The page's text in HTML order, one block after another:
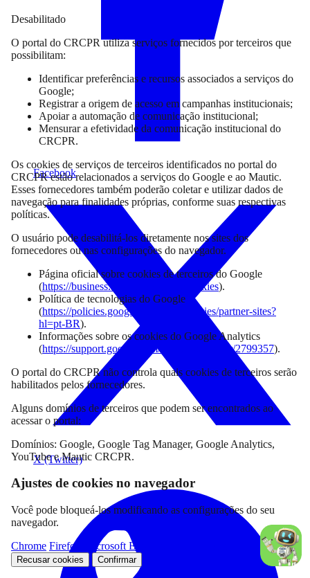
Facebook
X (Twitter)
Desabilitado
O portal do CRCPR utiliza serviços fornecidos por terceiros que
possibilitam:
Identificar preferências e recursos associados a serviços do
Google;
Registrar a origem de acesso em campanhas institucionais;
Apoiar a automação de comunicação institucional;
Mensurar a efetividade da comunicação institucional do
CRCPR.
Os cookies de serviços de terceiros identificados no portal do
CRCPR estão relacionados a serviços do Google e ao Mautic.
Esses fornecedores também poderão coletar e utilizar dados de
navegação para finalidades próprias, conforme suas respectivas
políticas.
O usuário pode desabilitá-los diretamente nos sites dos
fornecedores ou nas configurações do navegador.
Página oficial sobre cookies de terceiros do Google
(https://business.safety.google/adscookies).
Política de tecnologias do Google
(https://policies.google.com/technologies/partner-sites?
hl=pt-BR).
Informações sobre os cookies do Google Analytics
(https://support.google.com/analytics/answer/2799357).
O portal do CRCPR não controla quais cookies de terceiros serão
habilitados pelos fornecedores.
Alguns domínios de terceiros que podem ser encontrados ao
acessar o portal:
Domínios: Google, Google Tag Manager, Google Analytics,
YouTube e Mautic CRCPR.
Ajustes de cookies no navegador
Você pode bloqueá-los modificando as configurações do seu
navegador.
Chrome Firefox Microsoft Edge
Recusar cookies Confirmar